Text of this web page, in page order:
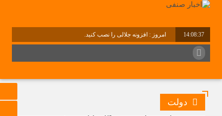
14:08:37 امروز : افزونه جلالی را نصب کنید.
دولت